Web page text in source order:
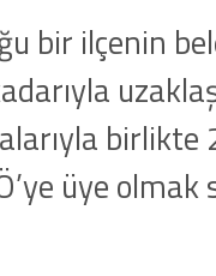
bir ilçenin
birlikte
üye